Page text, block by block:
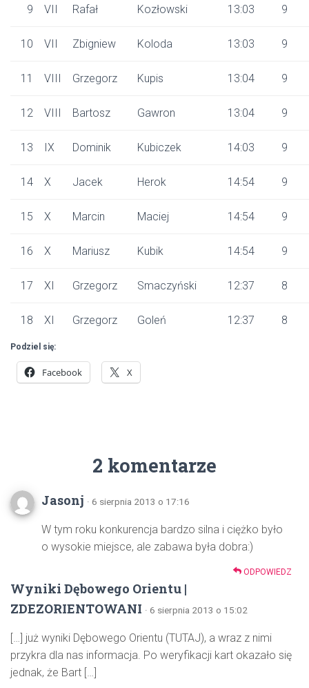
9 VII Rafał Kozłowski 13:03 9
10 VII Zbigniew Koloda 13:03 9
11 VIII Grzegorz Kupis 13:04 9
12 VIII Bartosz Gawron 13:04 9
13 IX Dominik Kubiczek 14:03 9
14 X Jacek Herok 14:54 9
15 X Marcin Maciej 14:54 9
16 X Mariusz Kubik 14:54 9
17 XI Grzegorz Smaczyński 12:37 8
18 XI Grzegorz Goleń 12:37 8
Podziel się:
Facebook X
2 komentarze
Jasonj · 6 sierpnia 2013 o 17:16
W tym roku konkurencja bardzo silna i ciężko było
o wysokie miejsce, ale zabawa była dobra:)
ODPOWIEDZ
Wyniki Dębowego Orientu |
ZDEZORIENTOWANI · 6 sierpnia 2013 o 15:02
[…] już wyniki Dębowego Orientu (TUTAJ), a wraz z nimi
przykra dla nas informacja. Po weryfikacji kart okazało się
jednak, że Bart […]